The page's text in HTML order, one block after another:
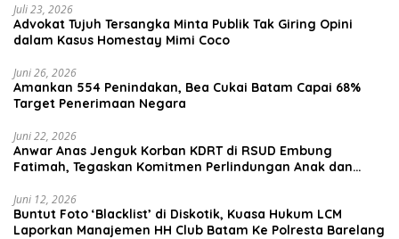
Juli 23, 2026
Advokat Tujuh Tersangka Minta Publik Tak Giring Opini
dalam Kasus Homestay Mimi Coco
Juni 26, 2026
Amankan 554 Penindakan, Bea Cukai Batam Capai 68%
Target Penerimaan Negara
Juni 22, 2026
Anwar Anas Jenguk Korban KDRT di RSUD Embung
Fatimah, Tegaskan Komitmen Perlindungan Anak dan
Juni 12, 2026
Buntut Foto ‘Blacklist’ di Diskotik, Kuasa Hukum LCM
Laporkan Manajemen HH Club Batam Ke Polresta Barelang